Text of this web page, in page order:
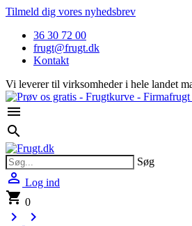
Tilmeld dig vores nyhedsbrev
36 30 72 00
frugt@frugt.dk
Kontakt
Vi leverer til virksomheder i hele landet

search
Søg
 Log ind
shopping_cart 0
keyboard_arrow_right
keyboard_arrow_right